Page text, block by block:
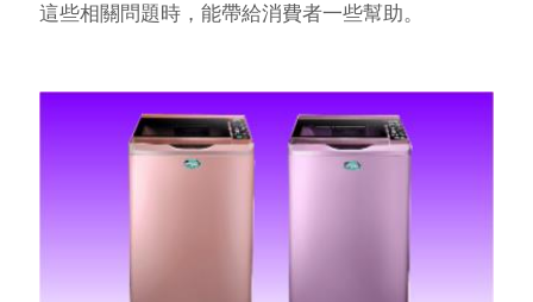
這些相關問題時，能帶給消費者一些幫助。